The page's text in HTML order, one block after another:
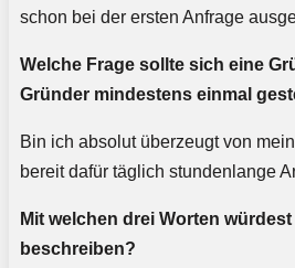
schon bei der ersten Anfrage
Welche Frage sollte sich eine
Gründer mindestens einmal
Bin ich absolut überzeugt von
bereit dafür täglich stundenlange
Mit welchen drei Worten
beschreiben?